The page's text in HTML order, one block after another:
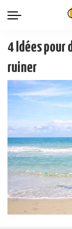
4 Idées pour
ruiner